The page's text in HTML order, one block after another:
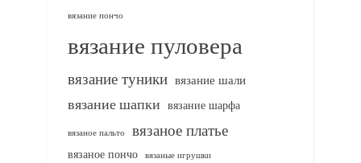
вязание пончо
вязание пуловера
вязание туники вязание шали
вязание шапки вязание шарфа
вязаное пальто вязаное платье
вязаное пончо вязаные игрушки